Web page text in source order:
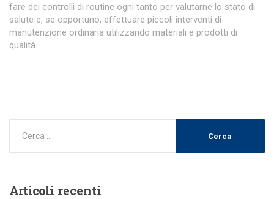
fare dei controlli di routine ogni tanto per valutarne lo stato di
salute e, se opportuno, effettuare piccoli interventi di
manutenzione ordinaria utilizzando materiali e prodotti di
qualità.
Articoli recenti